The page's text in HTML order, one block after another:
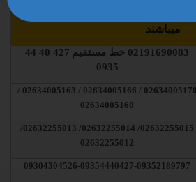
میباشند
02191690083 خط مستقیم
427 40 44
0935
02634005170 / 02634005166 / 02634005163 /
02634005160
02632255015/ 02632255014/ 02632255013/
02632255012
09304304526-09354440427-09352189797